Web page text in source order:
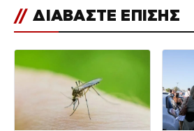
// ΔΙΑΒΑΣΤΕ ΕΠΙΣΗΣ